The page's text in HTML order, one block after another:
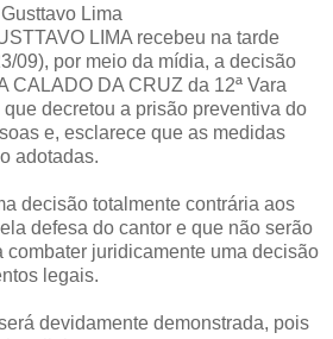
Lima
LIMA recebeu na tarde
09), por meio da mídia, a decisão
CALADO DA CRUZ da 12ª Vara
decretou a prisão preventiva do
e, esclarece que as medidas
adotadas.
decisão totalmente contrária aos
defesa do cantor e que não serão
combater juridicamente uma decisão
legais.
devidamente demonstrada, pois